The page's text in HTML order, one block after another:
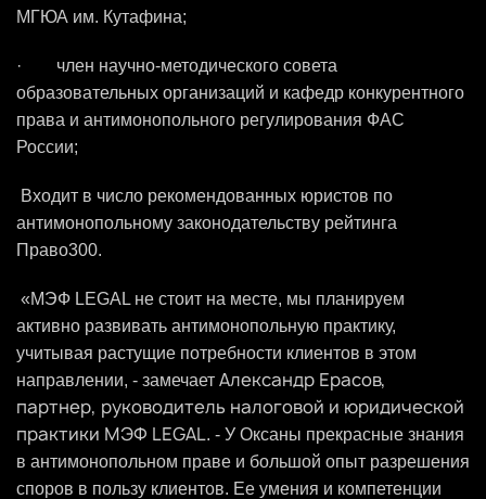
МГЮА им. Кутафина;
· член научно-методического совета
образовательных организаций и кафедр конкурентного
права и антимонопольного регулирования ФАС
России;
Входит в число рекомендованных юристов по
антимонопольному законодательству рейтинга
Право300.
«МЭФ LEGAL не стоит на месте, мы планируем
активно развивать антимонопольную практику,
учитывая растущие потребности клиентов в этом
направлении, - замечает Александр Ерасов,
партнер, руководитель налоговой и юридической
практики МЭФ LEGAL. - У Оксаны прекрасные знания
в антимонопольном праве и большой опыт разрешения
споров в пользу клиентов. Ее умения и компетенции